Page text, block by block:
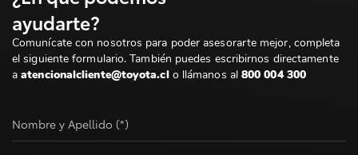
ayudarte?
Comunícate con nosotros para poder asesorarte mejor, completa
el siguiente formulario. También puedes escribirnos directamente
aatencionalcliente@toyota.clo llámanos al 800 004 300
Nombre y Apellido (*)